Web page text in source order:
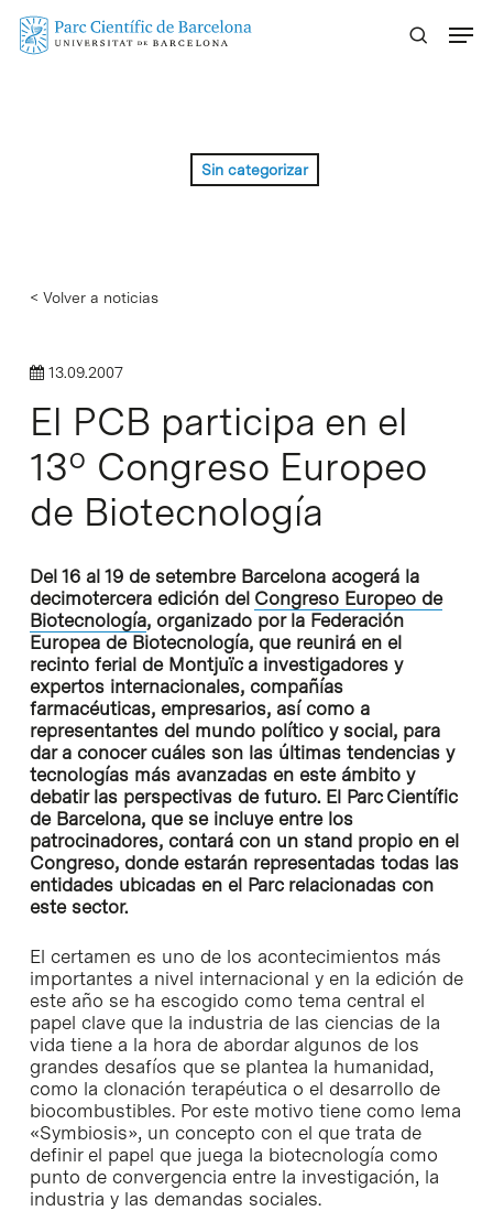
Skip
Sin categorizar
< Volver a noticias
13.09.2007
El PCB participa en el
13º Congreso Europeo
de Biotecnología
Del 16 al 19 de setembre Barcelona acogerá la
decimotercera edición del Congreso Europeo de
Biotecnología, organizado por la Federación
Europea de Biotecnología, que reunirá en el
recinto ferial de Montjuïc a investigadores y
expertos internacionales, compañías
farmacéuticas, empresarios, así como a
representantes del mundo político y social, para
dar a conocer cuáles son las últimas tendencias y
tecnologías más avanzadas en este ámbito y
debatir las perspectivas de futuro. El Parc Científic
de Barcelona, que se incluye entre los
patrocinadores, contará con un stand propio en el
Congreso, donde estarán representadas todas las
entidades ubicadas en el Parc relacionadas con
este sector.
El certamen es uno de los acontecimientos más
importantes a nivel internacional y en la edición de
este año se ha escogido como tema central el
papel clave que la industria de las ciencias de la
vida tiene a la hora de abordar algunos de los
grandes desafíos que se plantea la humanidad,
como la clonación terapéutica o el desarrollo de
biocombustibles. Por este motivo tiene como lema
«Symbiosis», un concepto con el que trata de
definir el papel que juega la biotecnología como
punto de convergencia entre la investigación, la
industria y las demandas sociales.